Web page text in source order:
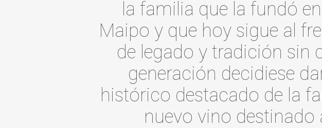
la familia que la fundó
Maipo y que hoy sigue al
de legado y tradición sin
generación decidiese
histórico destacado de la
nuevo vino